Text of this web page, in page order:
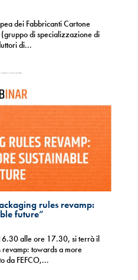
dei Fabbricanti Cartone
di specializzazione di
di...
rules revamp:
future”
alle ore 17.30, si terrà il
revamp: towards a more
da FEFCO,...